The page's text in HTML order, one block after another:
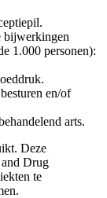
bijwerkingen
1.000 personen):
en/of
arts.
Deze
Drug
te